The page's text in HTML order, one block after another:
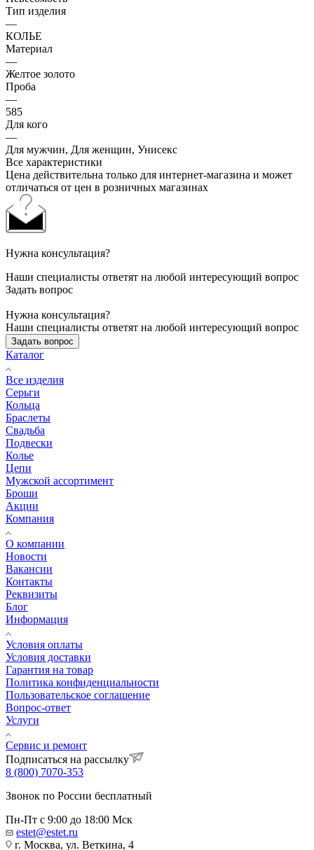
Тип изделия
—
КОЛЬЕ
Материал
—
Желтое золото
Проба
—
585
Для кого
—
Для мужчин, Для женщин, Унисекс
Все характеристики
Цена действительна только для интернет-магазина и может
отличаться от цен в розничных магазинах
Нужна консультация?
Наши специалисты ответят на любой интересующий вопрос
Задать вопрос
Нужна консультация?
Наши специалисты ответят на любой интересующий вопрос
Задать вопрос
Каталог
Все изделия
Серьги
Кольца
Браслеты
Свадьба
Подвески
Колье
Цепи
Мужской ассортимент
Броши
Акции
Компания
О компании
Новости
Вакансии
Контакты
Реквизиты
Блог
Информация
Условия оплаты
Условия доставки
Гарантия на товар
Политика конфиденциальности
Пользовательское соглашение
Вопрос-ответ
Услуги
Сервис и ремонт
Подписаться на рассылку
8 (800) 7070-353
Звонок по России бесплатный
Пн-Пт с 9:00 до 18:00 Мск
estet@estet.ru
г. Москва, ул. Веткина, 4